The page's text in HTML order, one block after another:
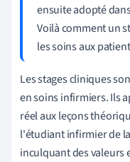
ensuite adopté
Voilà comment un
les soins aux
Les stages cliniques
en soins infirmiers. Ils
réel aux leçons
l'étudiant infirmier de
inculquant des valeurs